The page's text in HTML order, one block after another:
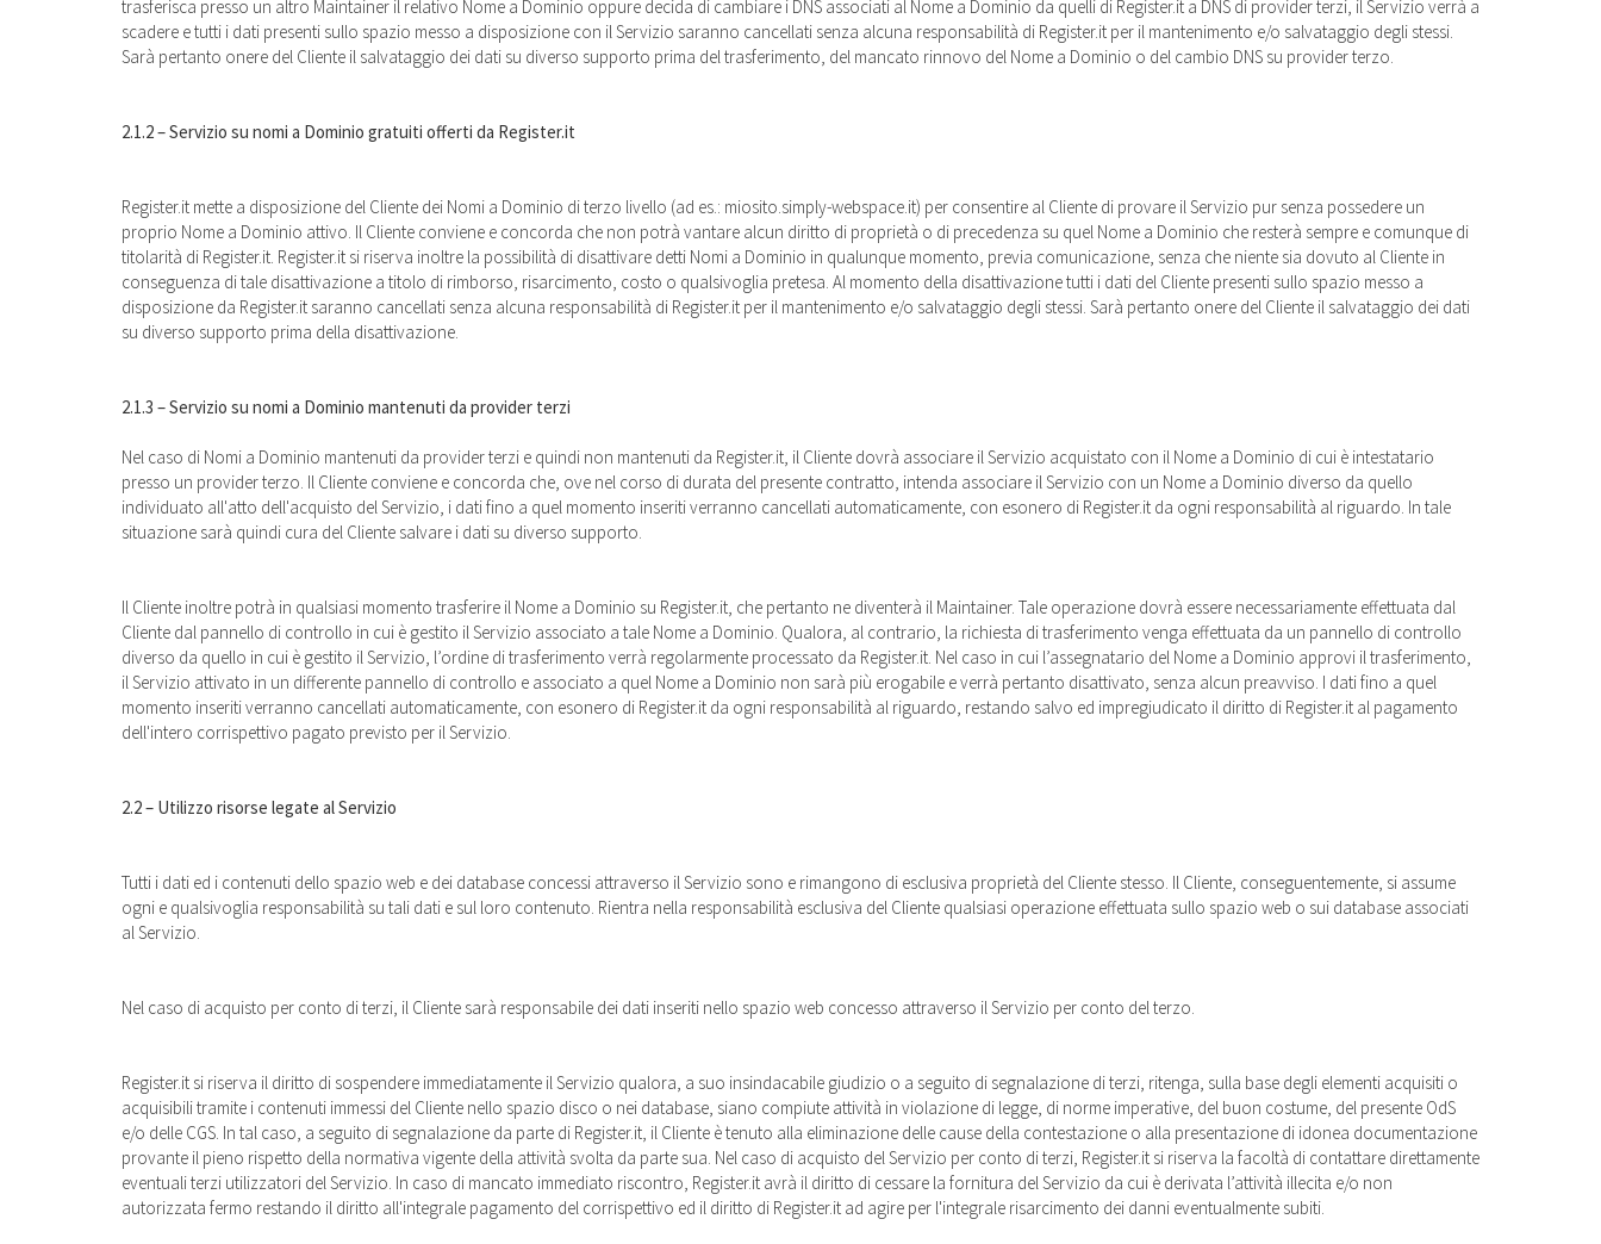
trasferisca presso un altro Maintainer il relativo Nome a Dominio oppure decida di cambiare i DNS associati al Nome a Dominio da quelli di Register.it a DNS di provider terzi, il Servizio verrà a
scadere e tutti i dati presenti sullo spazio messo a disposizione con il Servizio saranno cancellati senza alcuna responsabilità di Register.it per il mantenimento e/o salvataggio degli stessi.
Sarà pertanto onere del Cliente il salvataggio dei dati su diverso supporto prima del trasferimento, del mancato rinnovo del Nome a Dominio o del cambio DNS su provider terzo.
2.1.2 – Servizio su nomi a Dominio gratuiti offerti da Register.it
Register.it mette a disposizione del Cliente dei Nomi a Dominio di terzo livello (ad es.: miosito.simply-webspace.it) per consentire al Cliente di provare il Servizio pur senza possedere un
proprio Nome a Dominio attivo. Il Cliente conviene e concorda che non potrà vantare alcun diritto di proprietà o di precedenza su quel Nome a Dominio che resterà sempre e comunque di
titolarità di Register.it. Register.it si riserva inoltre la possibilità di disattivare detti Nomi a Dominio in qualunque momento, previa comunicazione, senza che niente sia dovuto al Cliente in
conseguenza di tale disattivazione a titolo di rimborso, risarcimento, costo o qualsivoglia pretesa. Al momento della disattivazione tutti i dati del Cliente presenti sullo spazio messo a
disposizione da Register.it saranno cancellati senza alcuna responsabilità di Register.it per il mantenimento e/o salvataggio degli stessi. Sarà pertanto onere del Cliente il salvataggio dei dati
su diverso supporto prima della disattivazione.
2.1.3 – Servizio su nomi a Dominio mantenuti da provider terzi
Nel caso di Nomi a Dominio mantenuti da provider terzi e quindi non mantenuti da Register.it, il Cliente dovrà associare il Servizio acquistato con il Nome a Dominio di cui è intestatario
presso un provider terzo. Il Cliente conviene e concorda che, ove nel corso di durata del presente contratto, intenda associare il Servizio con un Nome a Dominio diverso da quello
individuato all'atto dell'acquisto del Servizio, i dati fino a quel momento inseriti verranno cancellati automaticamente, con esonero di Register.it da ogni responsabilità al riguardo. In tale
situazione sarà quindi cura del Cliente salvare i dati su diverso supporto.
Il Cliente inoltre potrà in qualsiasi momento trasferire il Nome a Dominio su Register.it, che pertanto ne diventerà il Maintainer. Tale operazione dovrà essere necessariamente effettuata dal
Cliente dal pannello di controllo in cui è gestito il Servizio associato a tale Nome a Dominio. Qualora, al contrario, la richiesta di trasferimento venga effettuata da un pannello di controllo
diverso da quello in cui è gestito il Servizio, l’ordine di trasferimento verrà regolarmente processato da Register.it. Nel caso in cui l’assegnatario del Nome a Dominio approvi il trasferimento,
il Servizio attivato in un differente pannello di controllo e associato a quel Nome a Dominio non sarà più erogabile e verrà pertanto disattivato, senza alcun preavviso. I dati fino a quel
momento inseriti verranno cancellati automaticamente, con esonero di Register.it da ogni responsabilità al riguardo, restando salvo ed impregiudicato il diritto di Register.it al pagamento
dell'intero corrispettivo pagato previsto per il Servizio.
2.2 – Utilizzo risorse legate al Servizio
Tutti i dati ed i contenuti dello spazio web e dei database concessi attraverso il Servizio sono e rimangono di esclusiva proprietà del Cliente stesso. Il Cliente, conseguentemente, si assume
ogni e qualsivoglia responsabilità su tali dati e sul loro contenuto. Rientra nella responsabilità esclusiva del Cliente qualsiasi operazione effettuata sullo spazio web o sui database associati
al Servizio.
Nel caso di acquisto per conto di terzi, il Cliente sarà responsabile dei dati inseriti nello spazio web concesso attraverso il Servizio per conto del terzo.
Register.it si riserva il diritto di sospendere immediatamente il Servizio qualora, a suo insindacabile giudizio o a seguito di segnalazione di terzi, ritenga, sulla base degli elementi acquisiti o
acquisibili tramite i contenuti immessi del Cliente nello spazio disco o nei database, siano compiute attività in violazione di legge, di norme imperative, del buon costume, del presente OdS
e/o delle CGS. In tal caso, a seguito di segnalazione da parte di Register.it, il Cliente è tenuto alla eliminazione delle cause della contestazione o alla presentazione di idonea documentazione
provante il pieno rispetto della normativa vigente della attività svolta da parte sua. Nel caso di acquisto del Servizio per conto di terzi, Register.it si riserva la facoltà di contattare direttamente
eventuali terzi utilizzatori del Servizio. In caso di mancato immediato riscontro, Register.it avrà il diritto di cessare la fornitura del Servizio da cui è derivata l’attività illecita e/o non
autorizzata fermo restando il diritto all'integrale pagamento del corrispettivo ed il diritto di Register.it ad agire per l'integrale risarcimento dei danni eventualmente subiti.